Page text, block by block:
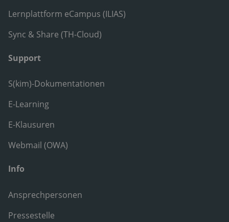
Lernplattform eCampus (ILIAS)
Sync & Share (TH-Cloud)
Support
S(kim)-Dokumentationen
E-Learning
E-Klausuren
Webmail (OWA)
Info
Ansprechpersonen
Pressestelle